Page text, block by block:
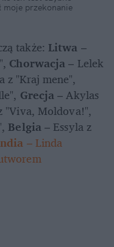
moje przekonanie
także: Litwa –
Chorwacja – Lelek
Grecja – Akylas
"Viva, Moldova!",
Belgia – Essyla z
– Linda